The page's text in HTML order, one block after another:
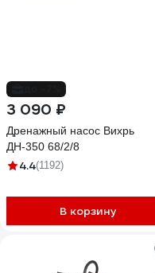
3 090 ₽
Дренажный насос Вихрь
ДН-350 68/2/8
4.4(1192)
В корзину